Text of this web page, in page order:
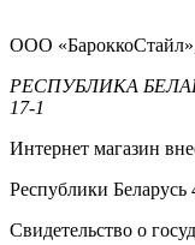
ООО
РЕСПУБЛИКА
17-1
Интернет магазин
Республики Беларусь
Свидетельство о